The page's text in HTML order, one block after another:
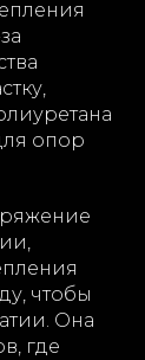
опор
чтобы
Она
где